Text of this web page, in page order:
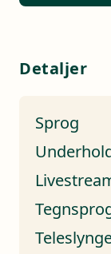
Detaljer
Sprog